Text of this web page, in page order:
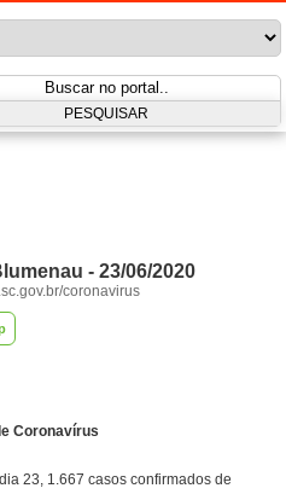
- 23/06/2020
coronavirus
Coronavírus
23, 1.667 casos confirmados de